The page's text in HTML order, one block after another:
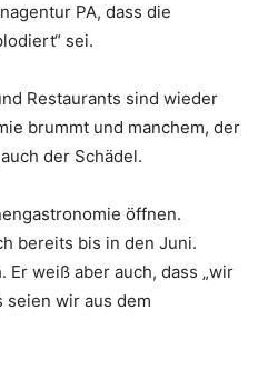
PA, dass die
sei.
Restaurants sind wieder
brummt und manchem, der
der Schädel.
öffnen.
bereits bis in den Juni.
Er weiß aber auch, dass „wir
seien wir aus dem